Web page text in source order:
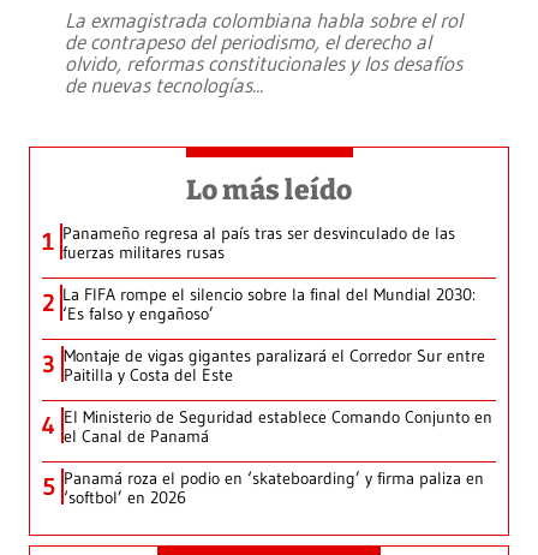
La exmagistrada colombiana habla sobre el rol
de contrapeso del periodismo, el derecho al
olvido, reformas constitucionales y los desafíos
de nuevas tecnologías...
Lo más leído
1 Panameño regresa al país tras ser desvinculado de las
fuerzas militares rusas
2 La FIFA rompe el silencio sobre la final del Mundial 2030:
‘Es falso y engañoso’
3 Montaje de vigas gigantes paralizará el Corredor Sur entre
Paitilla y Costa del Este
4 El Ministerio de Seguridad establece Comando Conjunto en
el Canal de Panamá
5 Panamá roza el podio en ‘skateboarding’ y firma paliza en
‘softbol’ en 2026